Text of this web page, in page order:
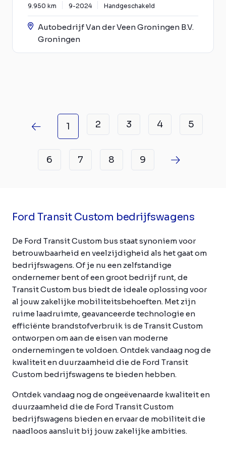
9.950 km 9-2024 Handgeschakeld
Autobedrijf Van der Veen Groningen B.V.
Groningen
1 2 3 4 5
6 7 8 9
Ford Transit Custom bedrijfswagens
De Ford Transit Custom bus staat synoniem voor
betrouwbaarheid en veelzijdigheid als het gaat om
bedrijfswagens. Of je nu een zelfstandige
ondernemer bent of een groot bedrijf runt, de
Transit Custom bus biedt de ideale oplossing voor
al jouw zakelijke mobiliteitsbehoeften. Met zijn
ruime laadruimte, geavanceerde technologie en
efficiënte brandstofverbruik is de Transit Custom
ontworpen om aan de eisen van moderne
ondernemingen te voldoen. Ontdek vandaag nog de
kwaliteit en duurzaamheid die de Ford Transit
Custom bedrijfswagens te bieden hebben.
Ontdek vandaag nog de ongeëvenaarde kwaliteit en
duurzaamheid die de Ford Transit Custom
bedrijfswagens bieden en ervaar de mobiliteit die
naadloos aansluit bij jouw zakelijke ambities.